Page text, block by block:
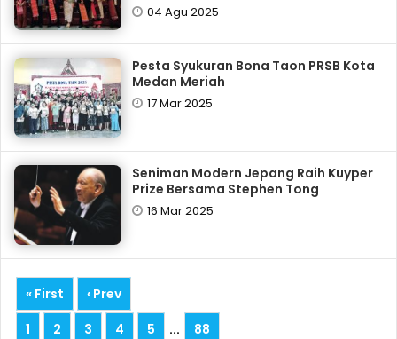
04 Agu 2025
Pesta Syukuran Bona Taon PRSB Kota
Medan Meriah
17 Mar 2025
Seniman Modern Jepang Raih Kuyper
Prize Bersama Stephen Tong
16 Mar 2025
« First
‹ Prev
1
2 3 4 5 ...
88